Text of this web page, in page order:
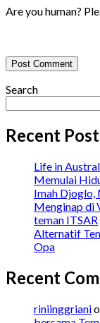
Are you human?
Search
Recent
Life in
Memulai
Imah Djoglo,
Menginap di
teman ITSAR
Alternatif
Opa
Recent
riniinggriani